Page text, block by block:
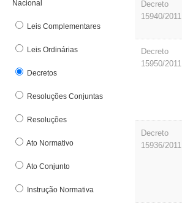
Denúncia Eletrônica
E
Estrutura Básica
F
Fundo de Participação dos Municípos
G
Nacional
Leis Complementares
Leis Ordinárias
Decretos
Resoluções Conjuntas
Resoluções
Ato Normativo
Ato Conjunto
Instrução Normativa
Decreto
15940/2011
Decreto
15950/2011
Decreto
15936/2011